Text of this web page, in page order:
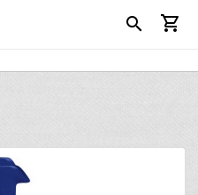
search shopping_cart